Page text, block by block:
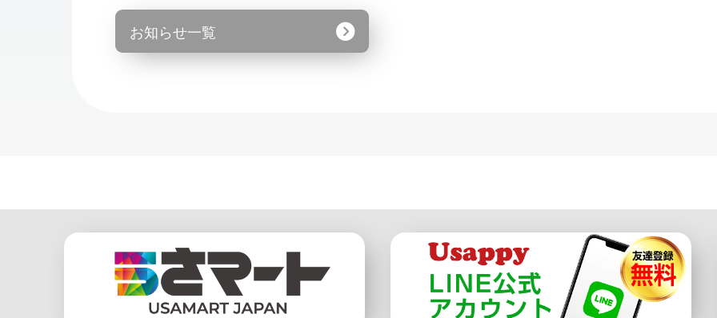
お知らせ一覧